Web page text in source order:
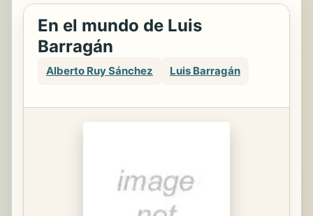
En el mundo de Luis
Barragán
Alberto Ruy Sánchez Luis Barragán